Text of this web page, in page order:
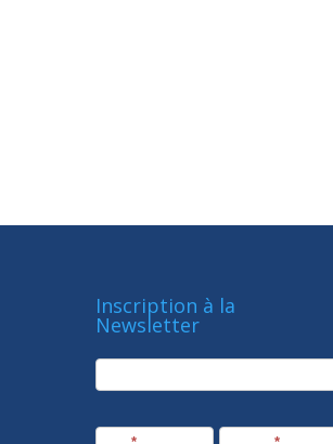
Inscription à la
Newsletter
newsletter